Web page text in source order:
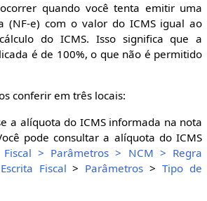
quando você tenta emitir uma
(NF-e) com o valor do ICMS igual ao
do ICMS. Isso significa que a
é de 100%, o que não é permitido
conferir em três locais:
a alíquota do ICMS informada na nota
pode consultar a alíquota do ICMS
Fiscal > Parâmetros > NCM > Regra
Escrita Fiscal > Parâmetros >Tipo de